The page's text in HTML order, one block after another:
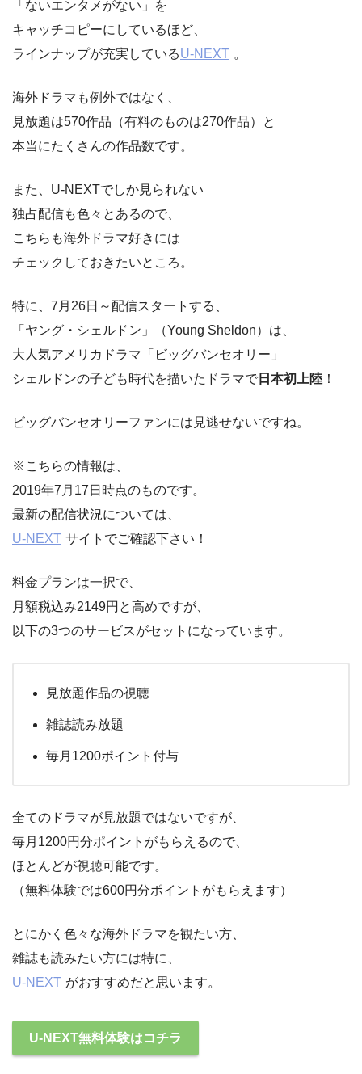
「ないエンタメがない」を
キャッチコピーにしているほど、
ラインナップが充実しているU-NEXT 。
海外ドラマも例外ではなく、
見放題は570作品（有料のものは270作品）と
本当にたくさんの作品数です。
また、U-NEXTでしか見られない
独占配信も色々とあるので、
こちらも海外ドラマ好きには
チェックしておきたいところ。
特に、7月26日～配信スタートする、
「ヤング・シェルドン」（Young Sheldon）は、
大人気アメリカドラマ「ビッグバンセオリー」
シェルドンの子ども時代を描いたドラマで 日本初上陸 ！
ビッグバンセオリーファンには見逃せないですね。
※こちらの情報は、
2019年7月17日時点のものです。
最新の配信状況については、
U-NEXT サイトでご確認下さい！
料金プランは一択で、
月額税込み2149円と高めですが、
以下の3つのサービスがセットになっています。
見放題作品の視聴
雑誌読み放題
毎月1200ポイント付与
全てのドラマが見放題ではないですが、
毎月1200円分ポイントがもらえるので、
ほとんどが視聴可能です。
（無料体験では600円分ポイントがもらえます）
とにかく色々な海外ドラマを観たい方、
雑誌も読みたい方には特に、
U-NEXT がおすすめだと思います。
U-NEXT無料体験はコチラ